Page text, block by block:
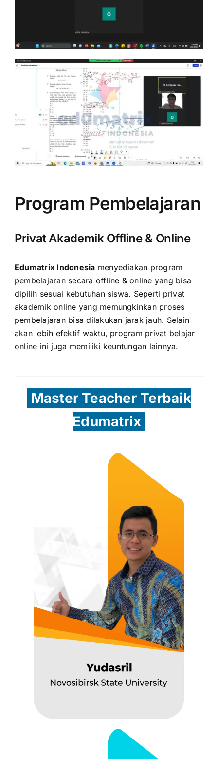
Program Pembelajaran
Privat Akademik Offline & Online
Edumatrix Indonesia menyediakan program
pembelajaran secara offline & online yang bisa
dipilih sesuai kebutuhan siswa. Seperti privat
akademik online yang memungkinkan proses
pembelajaran bisa dilakukan jarak jauh. Selain
akan lebih efektif waktu, program privat belajar
online ini juga memiliki keuntungan lainnya.
Master Teacher Terbaik
Edumatrix